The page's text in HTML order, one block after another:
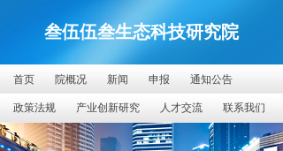
叁伍伍叁生态科技研究院
首页 院概况 新闻 申报 通知公告
政策法规 产业创新研究 人才交流 联系我们